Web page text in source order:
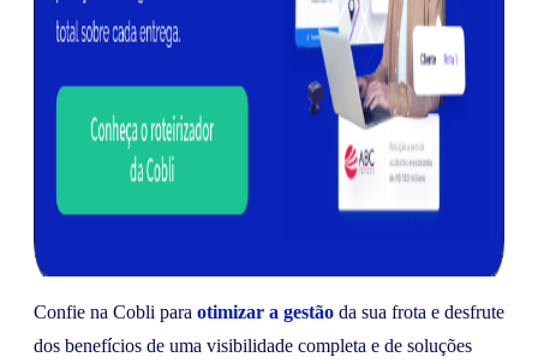
Confie na Cobli para otimizar a gestão da sua frota e desfrute
dos benefícios de uma visibilidade completa e de soluções